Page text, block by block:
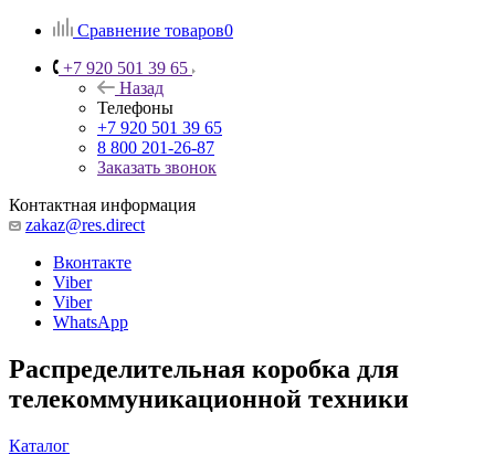
Сравнение товаров0
+7 920 501 39 65
Назад
Телефоны
+7 920 501 39 65
8 800 201-26-87
Заказать звонок
Контактная информация
zakaz@res.direct
Вконтакте
Viber
Viber
WhatsApp
Распределительная коробка для
телекоммуникационной техники
Каталог